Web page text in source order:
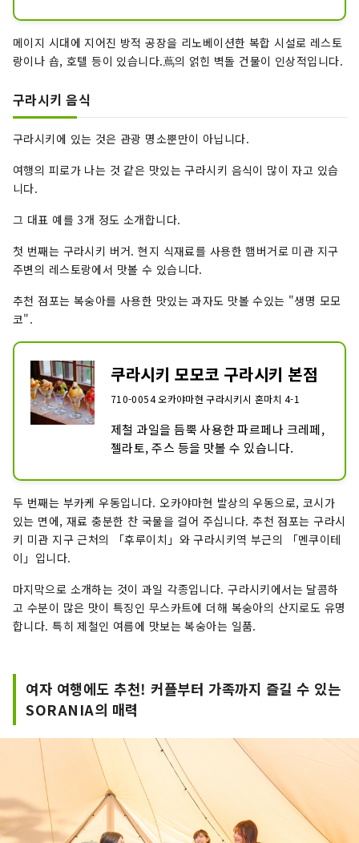
물을 다루었습니다.
현관의 거대한 기둥은, 보기 대리석으로 보
입니다만 실은 철근 콘크리트조로, 돌가루
관내 촬영 불가
【구라시키 아이비 스퀘어의 건물에 대해
서】
로, 공장동의 컨버션(용도 변환)의 선구라
고도 할 수 있는 건물입니다.
은 아이비 스퀘어의 상징이되었습니다.
산이 보존 이용되어 시간의 흐름을 느낄 수
있습니다.
건축가/완성년:우라베 진타로/1974년
메이지 시대에 지어진 방적 공장을 리노베이션한 복합 시설로 레스토
랑이나 숍, 호텔 등이 있습니다.蔦의 얽힌 벽돌 건물이 인상적입니다.
구라시키 음식
구라시키에 있는 것은 관광 명소뿐만이 아닙니다.
여행의 피로가 나는 것 같은 맛있는 구라시키 음식이 많이 자고 있습
니다.
그 대표 예를 3개 정도 소개합니다.
첫 번째는 구라시키 버거. 현지 식재료를 사용한 햄버거로 미관 지구
주변의 레스토랑에서 맛볼 수 있습니다.
추천 점포는 복숭아를 사용한 맛있는 과자도 맛볼 수있는 "생명 모모
코".
쿠라시키 모모코 구라시키 본점
710-0054 오카야마현 구라시키시 혼마치 4-1
제철 과일을 듬뿍 사용한 파르페나 크레페,
젤라토, 주스 등을 맛볼 수 있습니다.
두 번째는 부카케 우동입니다. 오카야마현 발상의 우동으로, 코시가
있는 면에, 재료 충분한 찬 국물을 걸어 주십니다. 추천 점포는 구라시
키 미관 지구 근처의 「후루이치」와 구라시키역 부근의 「멘쿠이테
이」입니다.
마지막으로 소개하는 것이 과일 각종입니다. 구라시키에서는 달콤하
고 수분이 많은 맛이 특징인 무스카트에 더해 복숭아의 산지로도 유명
합니다. 특히 제철인 여름에 맛보는 복숭아는 일품.
여자 여행에도 추천! 커플부터 가족까지 즐길 수 있는
SORANIA의 매력